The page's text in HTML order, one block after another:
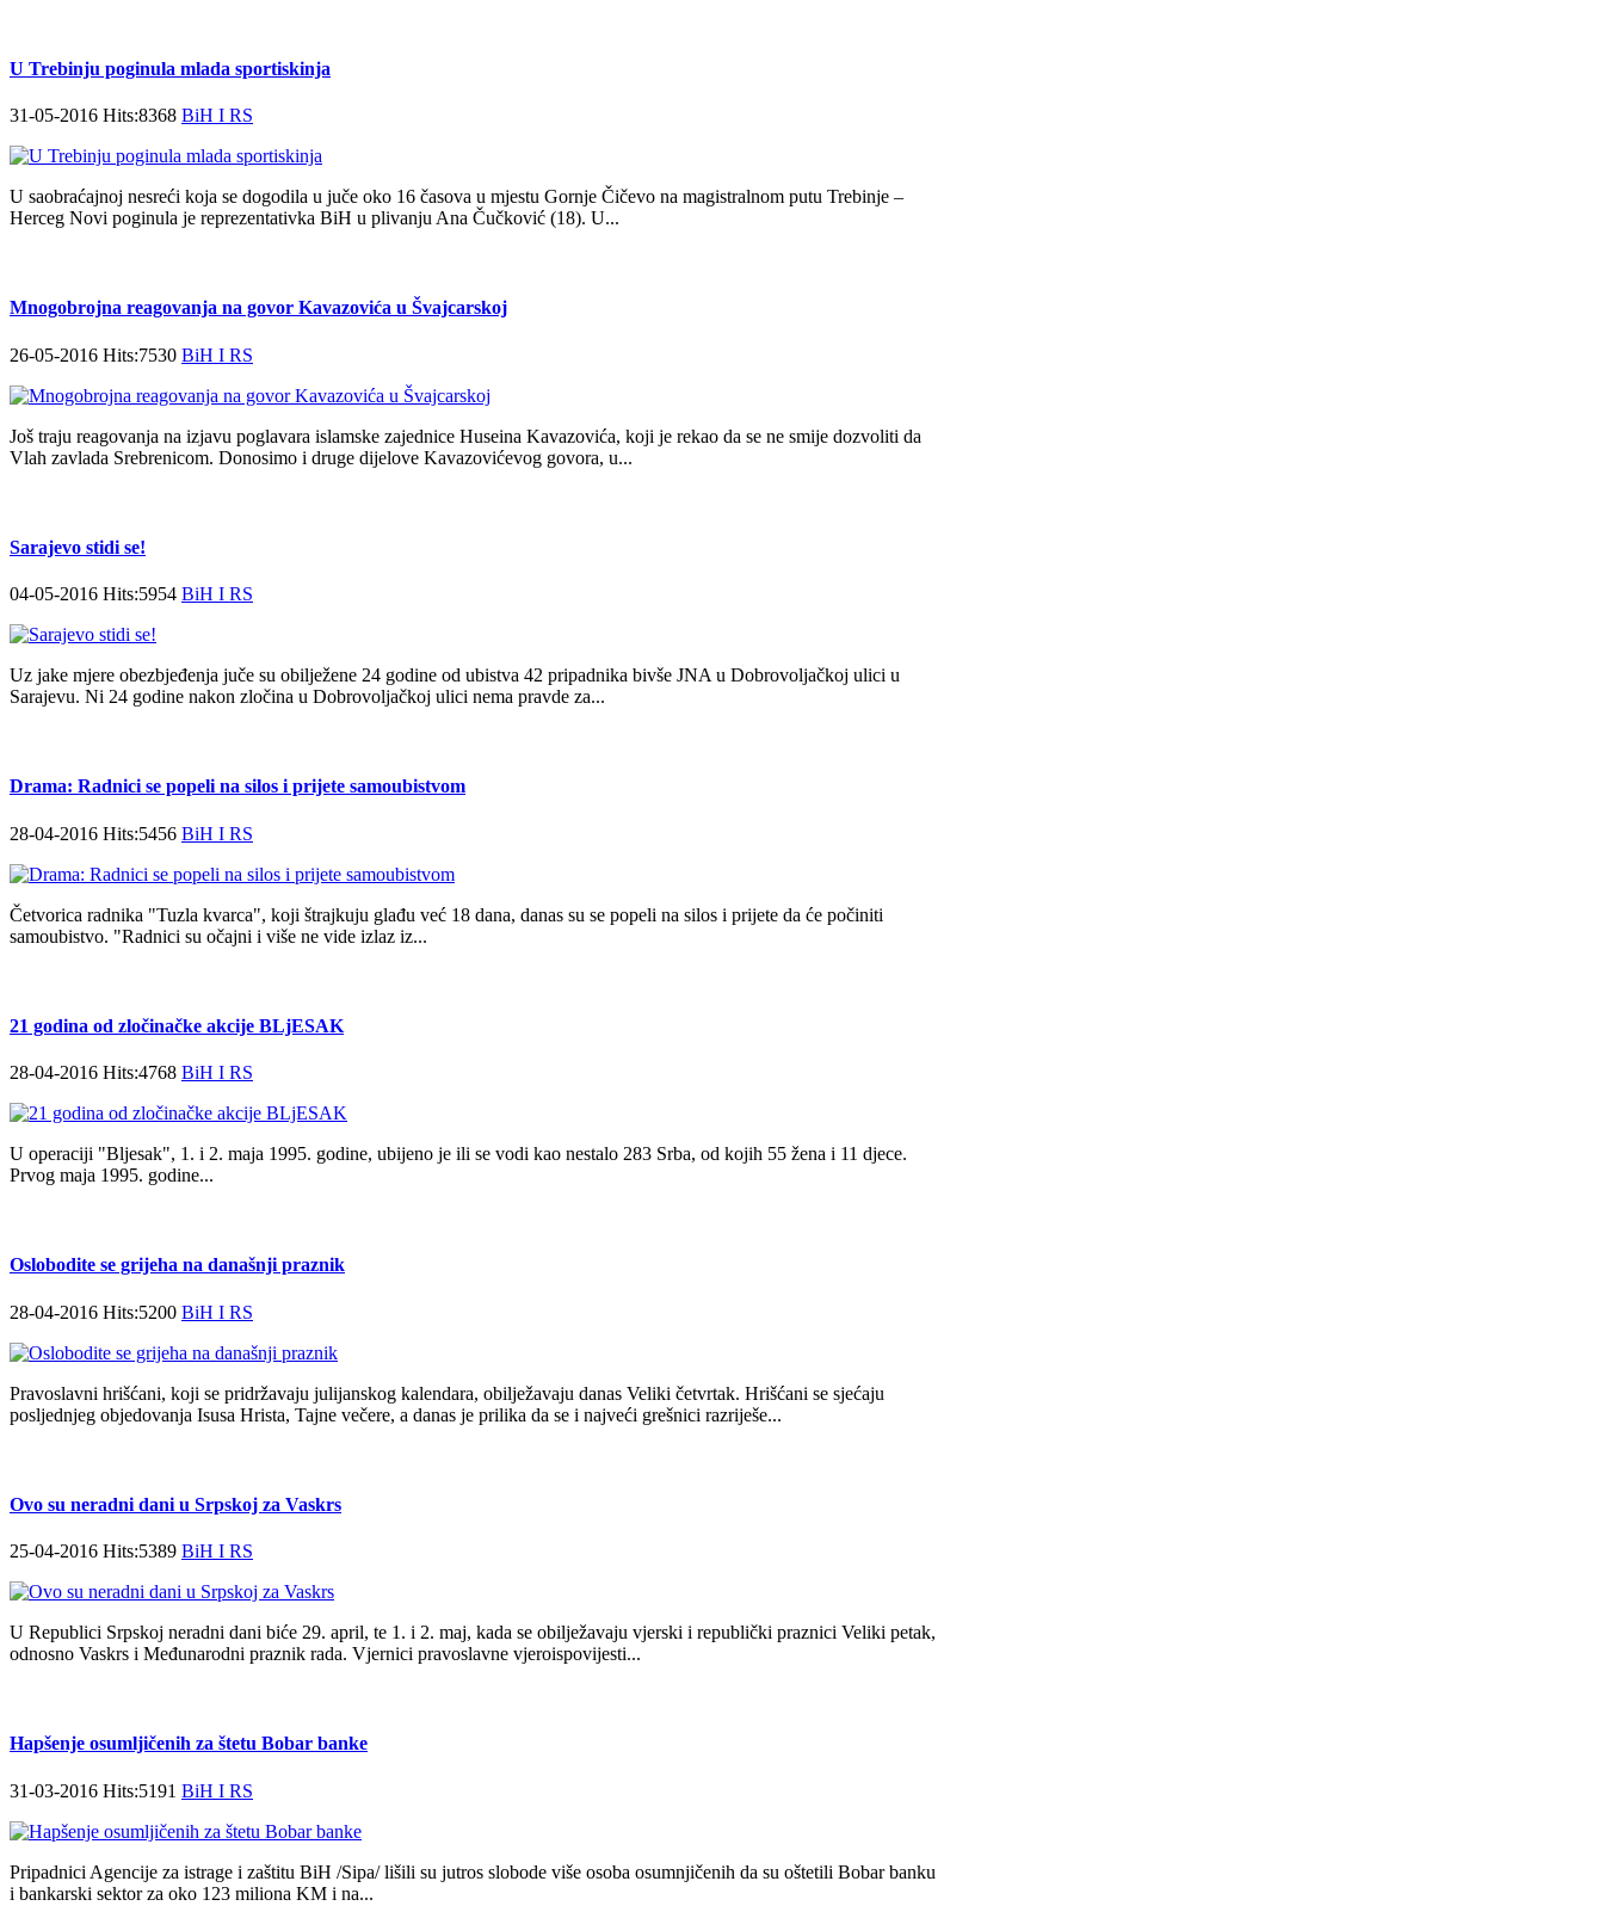
U Trebinju poginula mlada sportiskinja
31-05-2016 Hits:8368 BiH I RS
U saobraćajnoj nesreći koja se dogodila u juče oko 16 časova u mjestu Gornje Čičevo na magistralnom putu Trebinje –
Herceg Novi poginula je reprezentativka BiH u plivanju Ana Čučković (18). U...
Mnogobrojna reagovanja na govor Kavazovića u Švajcarskoj
26-05-2016 Hits:7530 BiH I RS
Još traju reagovanja na izjavu poglavara islamske zajednice Huseina Kavazovića, koji je rekao da se ne smije dozvoliti da
Vlah zavlada Srebrenicom. Donosimo i druge dijelove Kavazovićevog govora, u...
Sarajevo stidi se!
04-05-2016 Hits:5954 BiH I RS
Uz jake mjere obezbjeđenja juče su obilježene 24 godine od ubistva 42 pripadnika bivše JNA u Dobrovoljačkoj ulici u
Sarajevu. Ni 24 godine nakon zločina u Dobrovoljačkoj ulici nema pravde za...
Drama: Radnici se popeli na silos i prijete samoubistvom
28-04-2016 Hits:5456 BiH I RS
Četvorica radnika "Tuzla kvarca", koji štrajkuju glađu već 18 dana, danas su se popeli na silos i prijete da će počiniti
samoubistvo. "Radnici su očajni i više ne vide izlaz iz...
21 godina od zločinačke akcije BLjESAK
28-04-2016 Hits:4768 BiH I RS
U operaciji "Bljesak", 1. i 2. maja 1995. godine, ubijeno je ili se vodi kao nestalo 283 Srba, od kojih 55 žena i 11 djece.
Prvog maja 1995. godine...
Oslobodite se grijeha na današnji praznik
28-04-2016 Hits:5200 BiH I RS
Pravoslavni hrišćani, koji se pridržavaju julijanskog kalendara, obilježavaju danas Veliki četvrtak. Hrišćani se sjećaju
posljednjeg objedovanja Isusa Hrista, Tajne večere, a danas je prilika da se i najveći grešnici razriješe...
Ovo su neradni dani u Srpskoj za Vaskrs
25-04-2016 Hits:5389 BiH I RS
U Republici Srpskoj neradni dani biće 29. april, te 1. i 2. maj, kada se obilježavaju vjerski i republički praznici Veliki petak,
odnosno Vaskrs i Međunarodni praznik rada. Vjernici pravoslavne vjeroispovijesti...
Hapšenje osumljičenih za štetu Bobar banke
31-03-2016 Hits:5191 BiH I RS
Pripadnici Agencije za istrage i zaštitu BiH /Sipa/ lišili su jutros slobode više osoba osumnjičenih da su oštetili Bobar banku
i bankarski sektor za oko 123 miliona KM i na...